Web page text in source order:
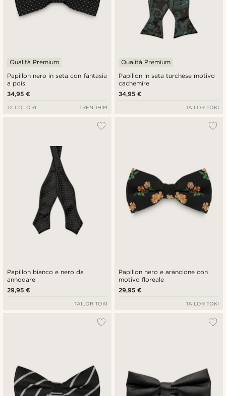
Papillon nero in seta con fantasia
a pois
Qualità Premium
34,95 €
12 COLORI TRENDHIM
Papillon in seta turchese motivo
cachemire
Qualità Premium
34,95 €
TAILOR TOKI
Papillon bianco e nero da
annodare
29,95 €
TAILOR TOKI
Papillon nero e arancione con
motivo floreale
29,95 €
TAILOR TOKI